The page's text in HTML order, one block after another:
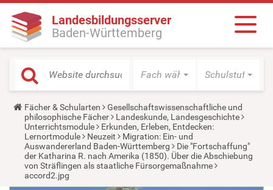
Landesbildungsserver
Baden-Württemberg
Fach wählen Schulstufe
Y
o
u
a
r
e
h
e
r
Fächer & Schularten
Gesellschaftswissenschaftliche und
philosophische Fächer
Landeskunde, Landesgeschichte
Unterrichtsmodule
Erkunden, Erleben, Entdecken:
Lernortmodule
Neuzeit
Migration: Ein- und
Auswandererland Baden-Württemberg
Die "Fortschaffung"
der Katharina R. nach Amerika (1850). Über die Abschiebung
von Sträflingen als staatliche Fürsorgemaßnahme
accord2.jpg